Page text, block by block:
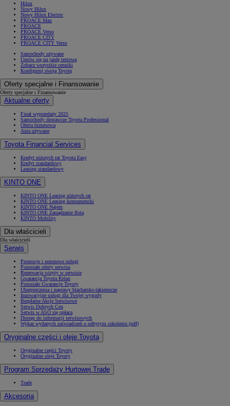
Hilux
Nowy Hilux
Nowy Hilux Electric
PROACE Max
PROACE
PROACE Verso
PROACE CITY
PROACE CITY Verso
Samochody używane
Umów się na jazdę testową
Zobacz wszystkie cenniki
Konfiguruj swoją Toyotę
Oferty specjalne i Finansowanie
Oferty specjalne i Finansowanie
Aktualne oferty
Finał wyprzedaży 2025
Samochody dostawcze Toyota Professional
Oferta biznesowa
Auta używane
Toyota Financial Services
Kredyt niższych rat Toyota Easy
Kredyt standardowy
Leasing standardowy
KINTO ONE
KINTO ONE Leasing niższych rat
KINTO ONE Leasing konsumencki
KINTO ONE Najem
KINTO ONE Zarządzanie flotą
KINTO Mobility
Dla właścicieli
Dla właścicieli
Serwis
Promocje i sezonowe usługi
Pozostałe oferty serwisu
Rezerwacja wizyty w serwisie
Gwarancja Toyota Relax
Pozostałe Gwarancje Toyoty
Ubezpieczenia i naprawy blacharsko-lakiernicze
Innowacyjne usługi dla Twojej wygody
Bezpłatne Akcje Serwisowe
Serwis Dobrych Cen
Serwis w ASO się opłaca
Dostęp do informacji serwisowych
Wykaz wydanych zaświadczeń o odbytym szkoleniu (pdf)
Oryginalne części i oleje Toyota
Oryginalne części Toyoty
Oryginalne oleje Toyoty
Program Sprzedaży Hurtowej Trade
Trade
Akcesoria